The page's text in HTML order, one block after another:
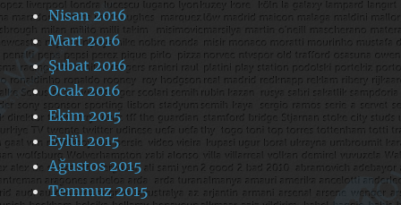
Nisan 2016
Mart 2016
Şubat 2016
Ocak 2016
Ekim 2015
Eylül 2015
Ağustos 2015
Temmuz 2015